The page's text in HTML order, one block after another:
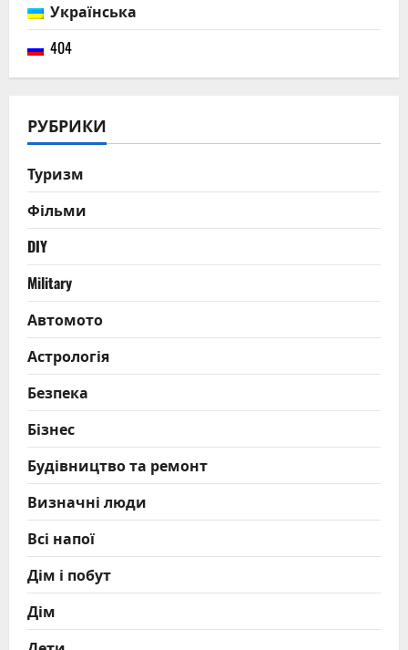
Українська
404
РУБРИКИ
Туризм
Фільми
DIY
Military
Автомото
Астрологія
Безпека
Бізнес
Будівництво та ремонт
Визначні люди
Всі напої
Дім і побут
Дім